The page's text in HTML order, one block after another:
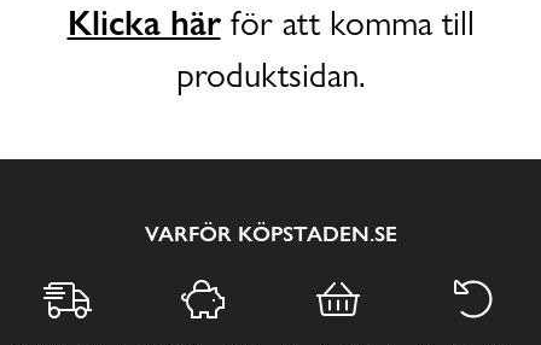
Klicka härför att komma till
produktsidan.
VARFÖR KÖPSTADEN.SE